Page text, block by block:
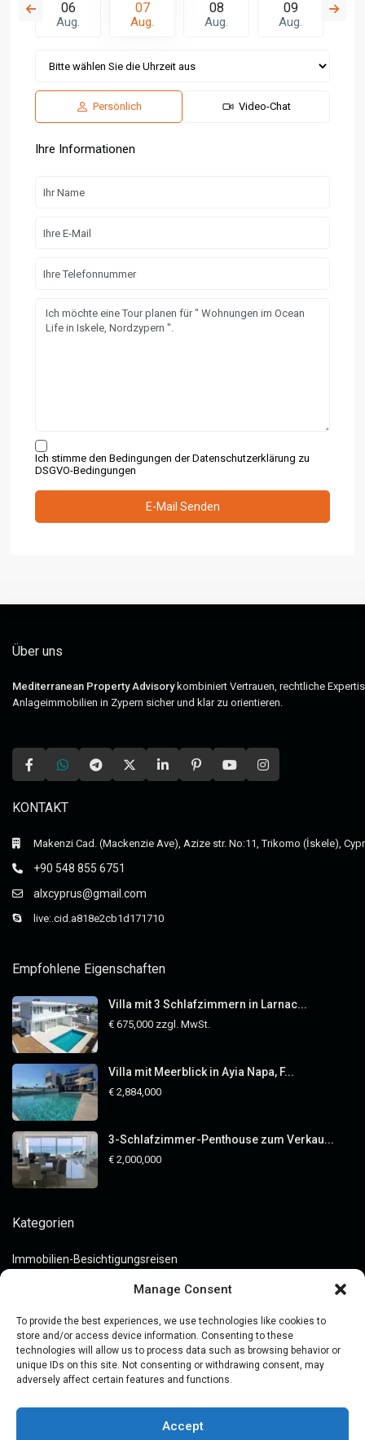
Manage Consent
To provide the best experiences, we use technologies like cookies to
store and/or access device information. Consenting to these
technologies will allow us to process data such as browsing behavior or
unique IDs on this site. Not consenting or withdrawing consent, may
adversely affect certain features and functions.
Accept
06
Aug.
07
Aug.
08
Aug.
09
Aug.
Persönlich Video-Chat
Ihre Informationen
Ich stimme den Bedingungen der Datenschutzerklärung zu
DSGVO-Bedingungen
Über uns
Mediterranean Property Advisorykombiniert Vertrauen, rechtliche
Anlageimmobilien in Zypern sicher und klar zu orientieren.
KONTAKT
Makenzi Cad. (Mackenzie Ave), Azize str. No:11, Trikomo (İskele),
+90 548 855 6751
alxcyprus@gmail.com
live:.cid.a818e2cb1d171710
Empfohlene Eigenschaften
Villa mit 3 Schlafzimmern in Larnac...
€ 675,000 zzgl. MwSt.
Villa mit Meerblick in Ayia Napa, F...
€ 2,884,000
3-Schlafzimmer-Penthouse zum Verkau...
€ 2,000,000
Kategorien
Immobilien-Besichtigungsreisen
Immobilieninvestitionen
Leitfäden
Markteinblicke
Off-Market Assets
Preis